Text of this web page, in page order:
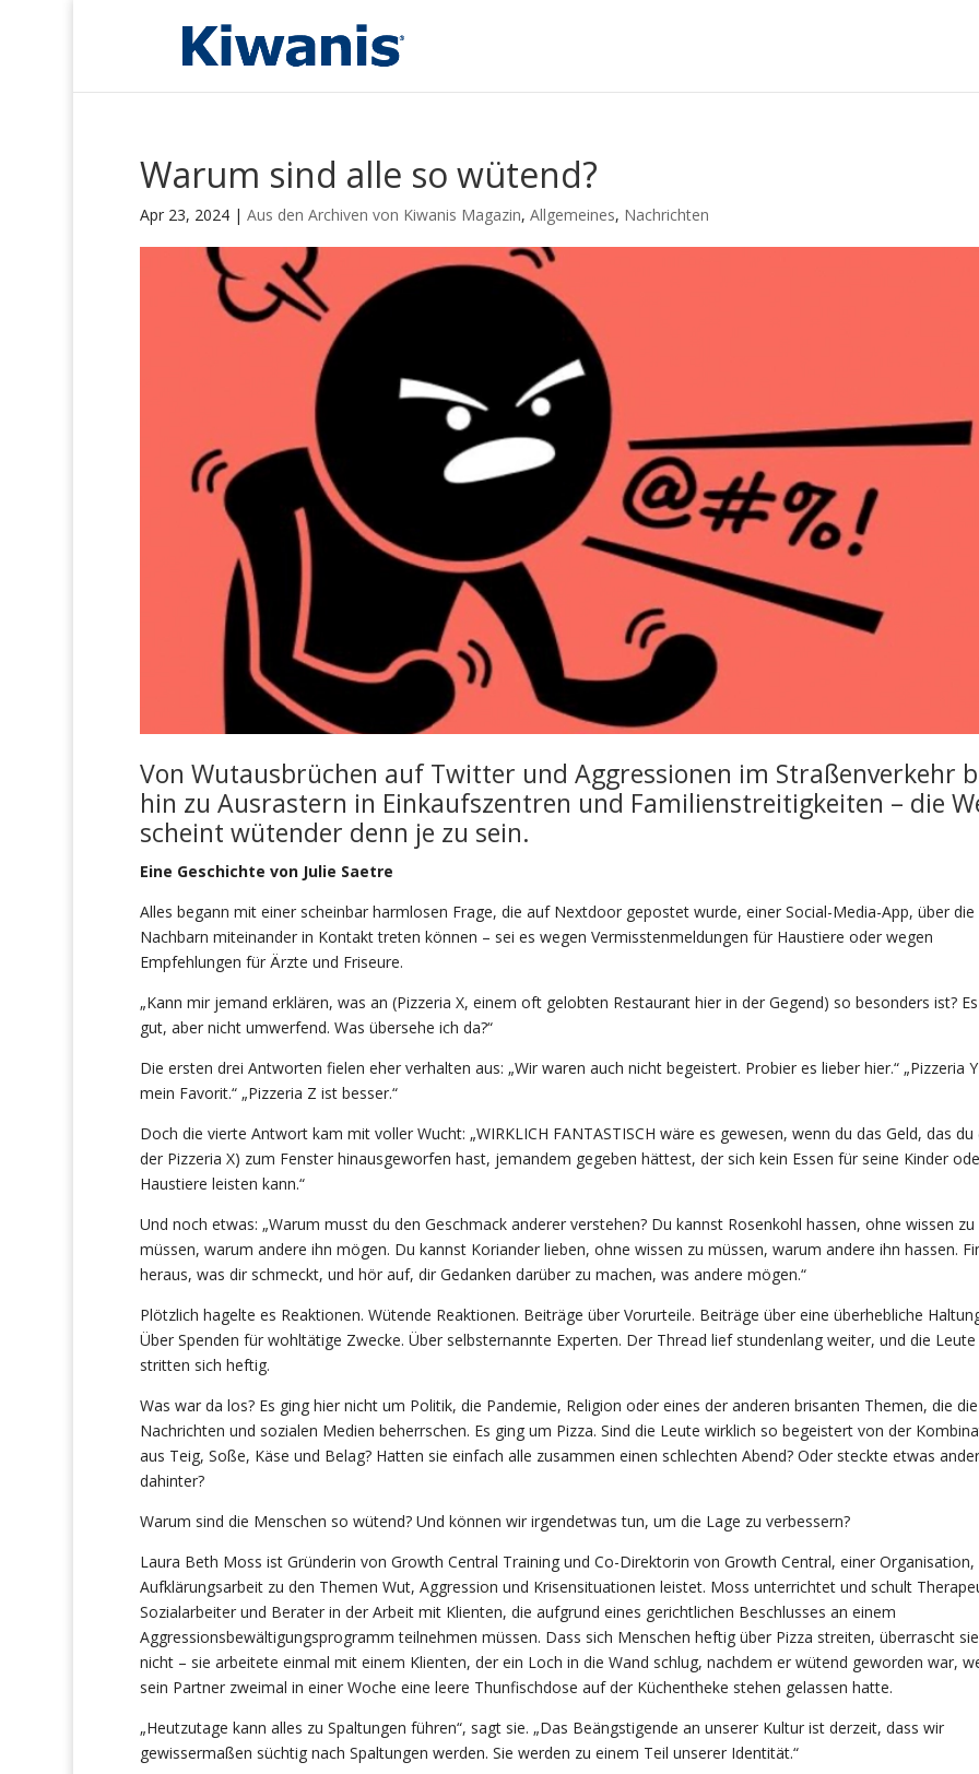
Warum sind alle so wütend?
Apr 23, 2024| Aus den Archiven von Kiwanis Magazin, Allgemeines, Nachrichten
Von Wutausbrüchen auf Twitter und Aggressionen im Straßenverkehr
hin zu Ausrastern in Einkaufszentren und Familienstreitigkeiten – die
scheint wütender denn je zu sein.
Eine Geschichte von Julie Saetre
Alles begann mit einer scheinbar harmlosen Frage, die auf Nextdoor gepostet wurde, einer Social-Media-App, über die
Nachbarn miteinander in Kontakt treten können – sei es wegen Vermisstenmeldungen für Haustiere oder wegen
Empfehlungen für Ärzte und Friseure.
„Kann mir jemand erklären, was an (Pizzeria X, einem oft gelobten Restaurant hier in der Gegend) so besonders ist?
gut, aber nicht umwerfend. Was übersehe ich da?“
Die ersten drei Antworten fielen eher verhalten aus: „Wir waren auch nicht begeistert. Probier es lieber hier.“ „Pizzeria
mein Favorit.“ „Pizzeria Z ist besser.“
Doch die vierte Antwort kam mit voller Wucht: „WIRKLICH FANTASTISCH wäre es gewesen, wenn du das Geld, das du
der Pizzeria X) zum Fenster hinausgeworfen hast, jemandem gegeben hättest, der sich kein Essen für seine Kinder
Haustiere leisten kann.“
Und noch etwas: „Warum musst du den Geschmack anderer verstehen? Du kannst Rosenkohl hassen, ohne wissen zu
müssen, warum andere ihn mögen. Du kannst Koriander lieben, ohne wissen zu müssen, warum andere ihn hassen.
heraus, was dir schmeckt, und hör auf, dir Gedanken darüber zu machen, was andere mögen.“
Plötzlich hagelte es Reaktionen. Wütende Reaktionen. Beiträge über Vorurteile. Beiträge über eine überhebliche
Über Spenden für wohltätige Zwecke. Über selbsternannte Experten. Der Thread lief stundenlang weiter, und die Leute
stritten sich heftig.
Was war da los? Es ging hier nicht um Politik, die Pandemie, Religion oder eines der anderen brisanten Themen, die die
Nachrichten und sozialen Medien beherrschen. Es ging um Pizza. Sind die Leute wirklich so begeistert von der
aus Teig, Soße, Käse und Belag? Hatten sie einfach alle zusammen einen schlechten Abend? Oder steckte etwas
dahinter?
Warum sind die Menschen so wütend? Und können wir irgendetwas tun, um die Lage zu verbessern?
Laura Beth Moss ist Gründerin von Growth Central Training und Co-Direktorin von Growth Central, einer Organisation,
Aufklärungsarbeit zu den Themen Wut, Aggression und Krisensituationen leistet. Moss unterrichtet und schult
Sozialarbeiter und Berater in der Arbeit mit Klienten, die aufgrund eines gerichtlichen Beschlusses an einem
Aggressionsbewältigungsprogramm teilnehmen müssen. Dass sich Menschen heftig über Pizza streiten, überrascht sie
nicht – sie arbeitete einmal mit einem Klienten, der ein Loch in die Wand schlug, nachdem er wütend geworden war,
sein Partner zweimal in einer Woche eine leere Thunfischdose auf der Küchentheke stehen gelassen hatte.
„Heutzutage kann alles zu Spaltungen führen“, sagt sie. „Das Beängstigende an unserer Kultur ist derzeit, dass wir
gewissermaßen süchtig nach Spaltungen werden. Sie werden zu einem Teil unserer Identität.“